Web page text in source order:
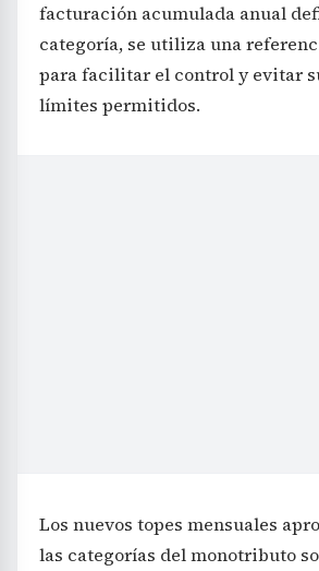
facturación acumulada anual
categoría, se utiliza una
para facilitar el control y evitar
límites permitidos.
Los nuevos topes mensuales
las categorías del monotributo